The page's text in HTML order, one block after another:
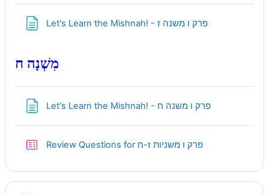
Let's Learn the Mishnah! - פרק ו משנה זPage
מִשְׁנָה ח
Let's Learn the Mishnah! - פרק ו משנה חPage
Review Questions for פרק ו משניות ז-חQuiz